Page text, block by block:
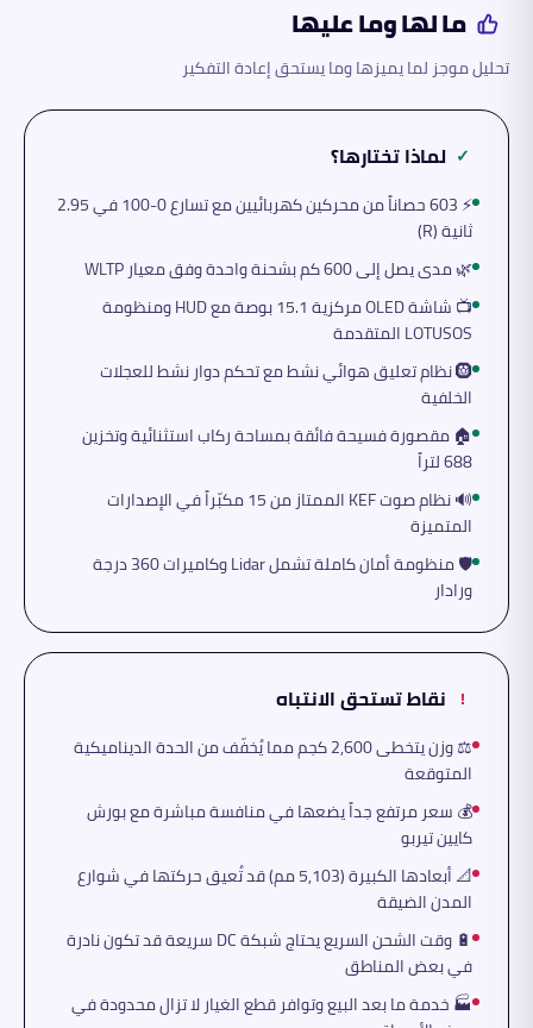
ما لها وما عليها
تحليل موجز لما يميزها وما يستحق إعادة التفكير
✓ لماذا تختارها؟
⚡ 603 حصاناً من محركين كهربائيين مع تسارع 0-100 في 2.95
ثانية (R)
🌿 مدى يصل إلى 600 كم بشحنة واحدة وفق معيار WLTP
📺 شاشة OLED مركزية 15.1 بوصة مع HUD ومنظومة
LOTUSOS المتقدمة
🛞 نظام تعليق هوائي نشط مع تحكم دوار نشط للعجلات
الخلفية
🏠 مقصورة فسيحة فائقة بمساحة ركاب استثنائية وتخزين
688 لتراً
🔊 نظام صوت KEF الممتاز من 15 مكبّراً في الإصدارات
المتميزة
🛡️ منظومة أمان كاملة تشمل Lidar وكاميرات 360 درجة
ورادار
! نقاط تستحق الانتباه
⚖️ وزن يتخطى 2,600 كجم مما يُخفّف من الحدة الديناميكية
المتوقعة
💰 سعر مرتفع جداً يضعها في منافسة مباشرة مع بورش
كايين تيربو
📐 أبعادها الكبيرة (5,103 مم) قد تُعيق حركتها في شوارع
المدن الضيقة
🔋 وقت الشحن السريع يحتاج شبكة DC سريعة قد تكون نادرة
في بعض المناطق
🏭 خدمة ما بعد البيع وتوافر قطع الغيار لا تزال محدودة في